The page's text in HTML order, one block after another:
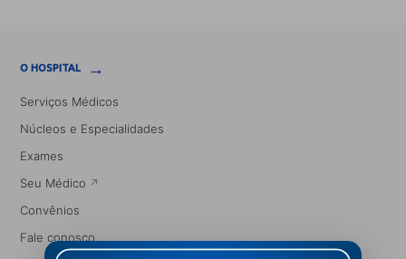
O HOSPITAL →
Serviços Médicos
Núcleos e Especialidades
Exames
Seu Médico
Convênios
Fale conosco